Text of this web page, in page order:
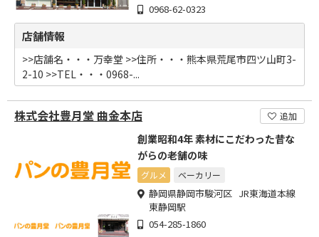
0968-62-0323
店舗情報
>>店舗名・・・万幸堂 >>住所・・・熊本県荒尾市四ツ山町3-
2-10 >>TEL・・・0968-...
株式会社豊月堂 曲金本店 追加
創業昭和4年 素材にこだわった昔な
がらの老舗の味
グルメ ベーカリー
静岡県静岡市駿河区 JR東海道本線
東静岡駅
054-285-1860